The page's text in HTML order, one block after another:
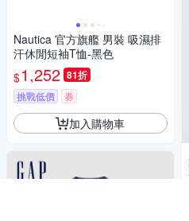
Nautica 官方旗艦 男裝 吸濕排
汗休閒短袖T恤-黑色
$1,252 81折
挑戰低價 券
加入購物車